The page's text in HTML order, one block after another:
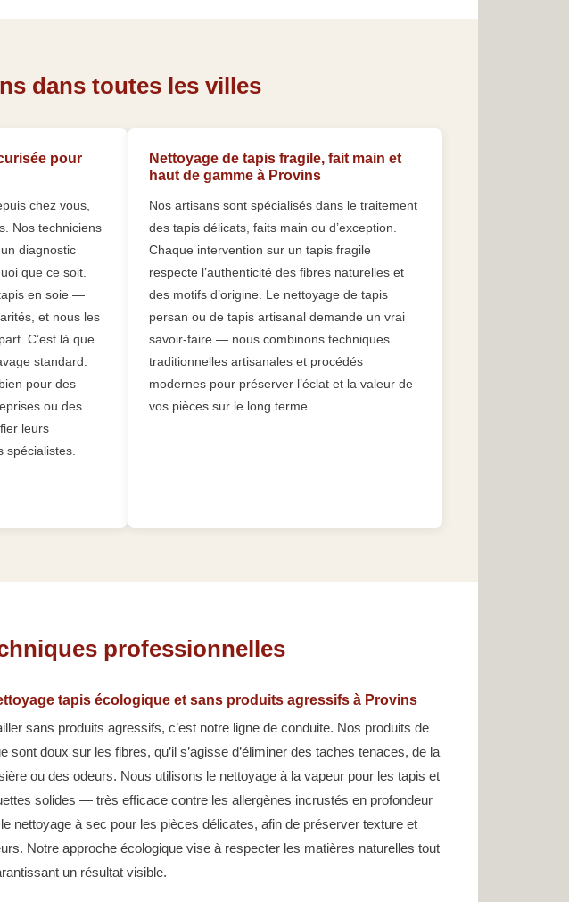
dans toutes les villes
pour
chez vous,
Nos techniciens
diagnostic
que ce soit.
en soie —
et nous les
C’est là que
standard.
pour des
ou des
leurs
spécialistes.
Nettoyage de tapis fragile, fait main et
haut de gamme à Provins
Nos artisans sont spécialisés dans le traitement
des tapis délicats, faits main ou d’exception.
Chaque intervention sur un tapis fragile
respecte l’authenticité des fibres naturelles et
des motifs d’origine. Le nettoyage de tapis
persan ou de tapis artisanal demande un vrai
savoir-faire — nous combinons techniques
traditionnelles artisanales et procédés
modernes pour préserver l’éclat et la valeur de
vos pièces sur le long terme.
professionnelles
tapis écologique et sans produits agressifs à Provins
sans produits agressifs, c’est notre ligne de conduite. Nos produits de
sont doux sur les fibres, qu’il s’agisse d’éliminer des taches tenaces, de la
ou des odeurs. Nous utilisons le nettoyage à la vapeur pour les tapis et
solides — très efficace contre les allergènes incrustés en profondeur
nettoyage à sec pour les pièces délicates, afin de préserver texture et
Notre approche écologique vise à respecter les matières naturelles tout
un résultat visible.